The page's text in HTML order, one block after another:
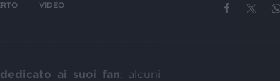
VIDEO
dedicato ai suoi fan: alcuni